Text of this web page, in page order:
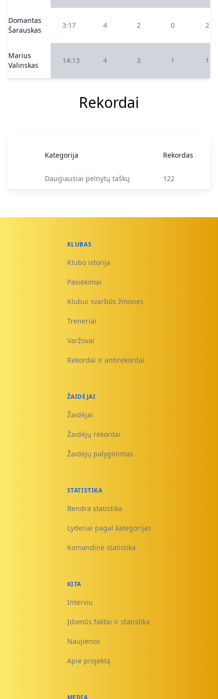
Domantas
Šarauskas
3:17 4 2 0 2
Marius
Valinskas
14:13 4 3 1 1
Rekordai
Kategorija Rekordas
Daugiausiai pelnytų taškų 122
KLUBAS
Klubo istorija
Pasiekimai
Klubui svarbūs žmonės
Treneriai
Varžovai
Rekordai ir antirekordai
ŽAIDĖJAI
Žaidėjai
Žaidėjų rekordai
Žaidėjų palyginimas
STATISTIKA
Bendra statistika
Lyderiai pagal kategorijas
Komandinė statistika
KITA
Interviu
Įdomūs faktai ir statistika
Naujienos
Apie projektą
MEDIA